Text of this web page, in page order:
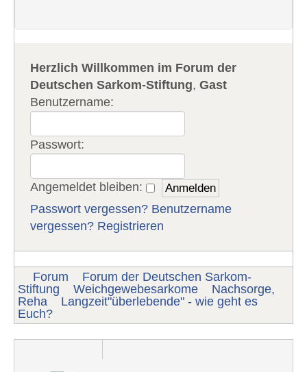
Herzlich Willkommen im Forum der
Deutschen Sarkom-Stiftung,Gast
Benutzername:
Passwort:
Angemeldet bleiben:
Passwort vergessen? Benutzername
vergessen? Registrieren
Forum
Forum der Deutschen Sarkom-
Stiftung
Weichgewebesarkome
Nachsorge,
Reha
Langzeit"überlebende" - wie geht es
Euch?